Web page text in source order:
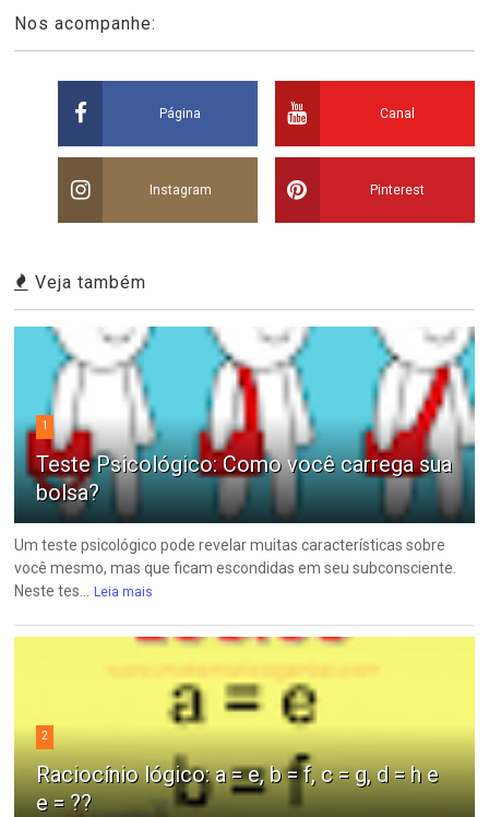
Nos acompanhe:
Página Canal
Instagram Pinterest
Veja também
1
Teste Psicológico: Como você carrega sua
bolsa?
Um teste psicológico pode revelar muitas características sobre
você mesmo, mas que ficam escondidas em seu subconsciente.
Neste tes...
Leia mais
2
Raciocínio lógico: a = e, b = f, c = g, d = h e
e = ??